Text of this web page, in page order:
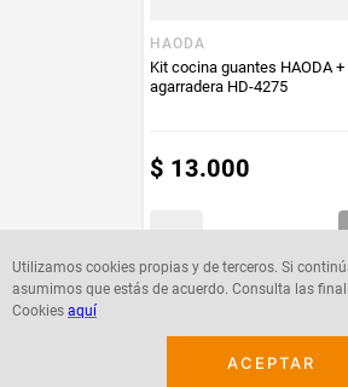
Utilizamos cookies propias y de terceros. Si
asumimos que estás de acuerdo. Consulta las
Cookies aquí
ACEPTAR
HAODA
Kit cocina guantes HAODA +
agarradera HD-4275
$ 13.000